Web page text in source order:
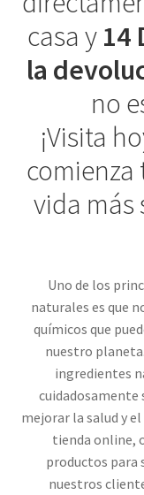
casa y 14
la
no
¡Visita
vida más
Uno de los
naturales es que
químicos que
nuestro
ingredientes
cuidadosamente
mejorar la salud y
tienda online,
productos para
nuestros